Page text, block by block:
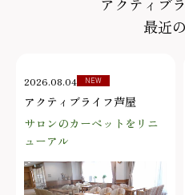
アクティブ
最近
2026.08.04 NEW
アクティブライフ芦屋
サロンのカーペットをリニ
ューアル